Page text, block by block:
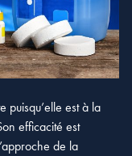
puisqu’elle est à la
efficacité est
de la